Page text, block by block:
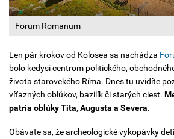
Forum Romanum
Len pár krokov od Kolosea sa nachádza
bolo kedysi centrom politického,
života starovekého Ríma. Dnes tu uvidíte
víťazných oblúkov, bazilík či starých ciest.
patria oblúkyTita, Augusta a Severa.
Obávate sa, že archeologické vykopávky